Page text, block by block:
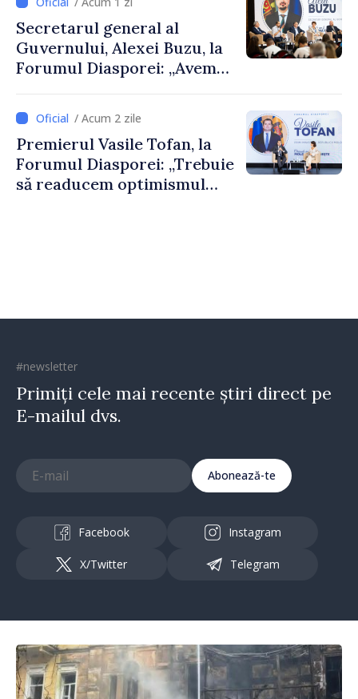
al Republicii Moldova.
Secretarul general al
Guvernului, Alexei Buzu, la
Forumul Diasporei: „Avem
dumneavoastră pentru a
construi comunități mai
puternice”
/ Acum 2 zile
Premierul Vasile Tofan, la
Forumul Diasporei: „Trebuie
să readucem optimismul
#newsletter
Primiți cele mai recente știri direct pe
E-mailul dvs.
Abonează-te
Facebook Instagram
X/Twitter Telegram